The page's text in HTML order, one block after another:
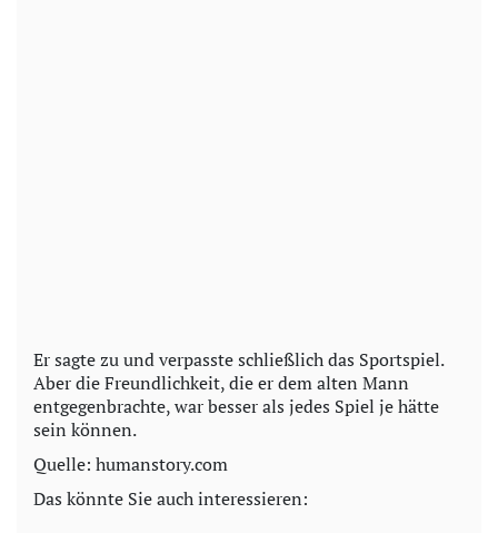
Er sagte zu und verpasste schließlich das Sportspiel.
Aber die Freundlichkeit, die er dem alten Mann
entgegenbrachte, war besser als jedes Spiel je hätte
sein können.
Quelle: humanstory.com
Das könnte Sie auch interessieren: